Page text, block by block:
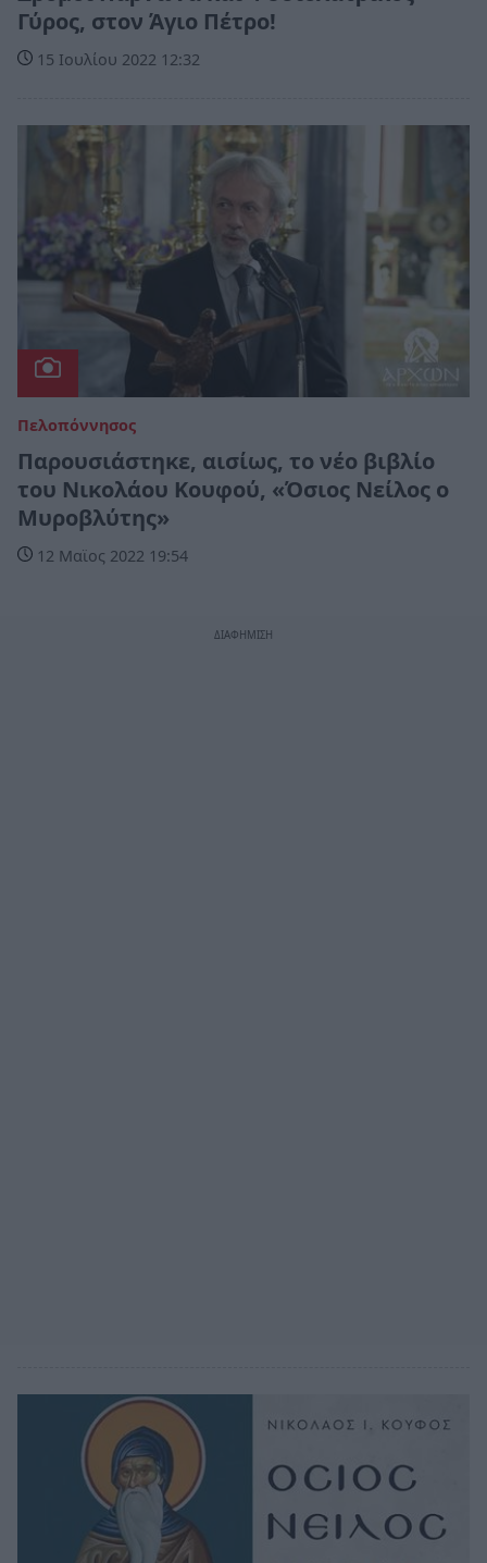
Γύρος, στον Άγιο Πέτρο!
15 Ιουλίου 2022 12:32
Πελοπόννησος
Παρουσιάστηκε, αισίως, το νέο βιβλίο
του Νικολάου Κουφού, «Όσιος Νείλος ο
Μυροβλύτης»
12 Μαϊος 2022 19:54